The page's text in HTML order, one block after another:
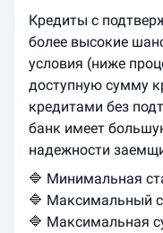
Кредиты с
более высокие
условия (ниже
доступную сумму
кредитами без
банк имеет
надежности
🔷 Минимальная
🔷 Максимальный
🔷 Максимальная